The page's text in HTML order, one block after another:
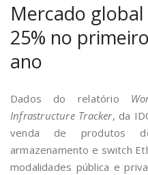
Mercado
25% no
ano
Dados do relatório
Infrastructure Tracker, da
venda de produtos
armazenamento e switch
modalidades pública e